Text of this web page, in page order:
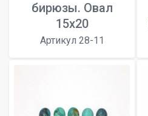
бирюзы. Овал
15x20
Артикул 28-11